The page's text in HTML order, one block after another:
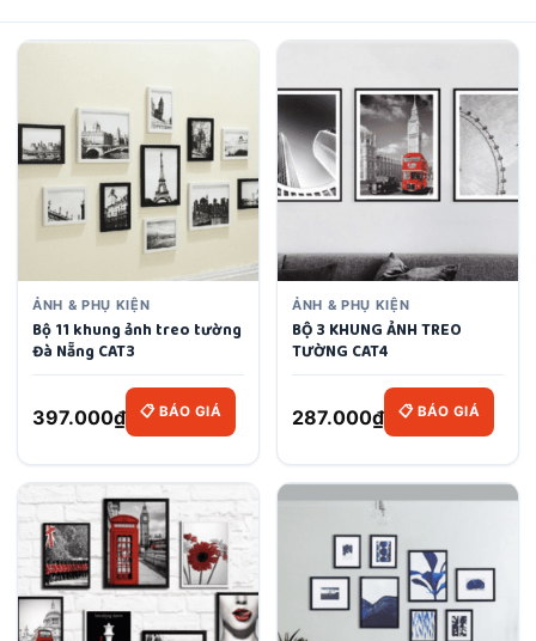
ẢNH & PHỤ KIỆN
Bộ 11 khung ảnh treo tường
Đà Nẵng CAT3
397.000₫ 📋 BÁO GIÁ
ẢNH & PHỤ KIỆN
BỘ 3 KHUNG ẢNH TREO
TƯỜNG CAT4
287.000₫ 📋 BÁO GIÁ